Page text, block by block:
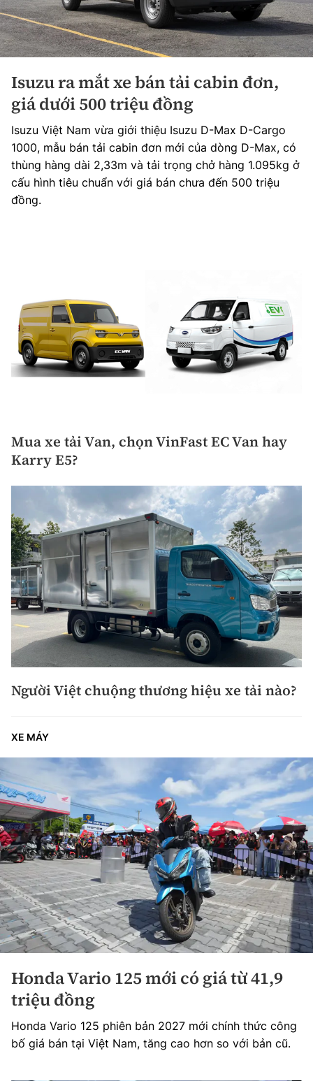
Isuzu ra mắt xe bán tải cabin đơn,
giá dưới 500 triệu đồng
Isuzu Việt Nam vừa giới thiệu Isuzu D-Max D-Cargo
1000, mẫu bán tải cabin đơn mới của dòng D-Max, có
thùng hàng dài 2,33m và tải trọng chở hàng 1.095kg ở
cấu hình tiêu chuẩn với giá bán chưa đến 500 triệu
đồng.
Mua xe tải Van, chọn VinFast EC Van hay
Karry E5?
Người Việt chuộng thương hiệu xe tải nào?
XE MÁY
Honda Vario 125 mới có giá từ 41,9
triệu đồng
Honda Vario 125 phiên bản 2027 mới chính thức công
bố giá bán tại Việt Nam, tăng cao hơn so với bản cũ.